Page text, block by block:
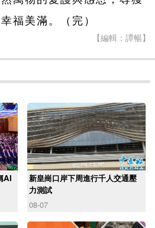
福美滿。（完）
【編輯：譚暢】
AI
新皇崗口岸下周進行千人交通壓
力測試
08-07